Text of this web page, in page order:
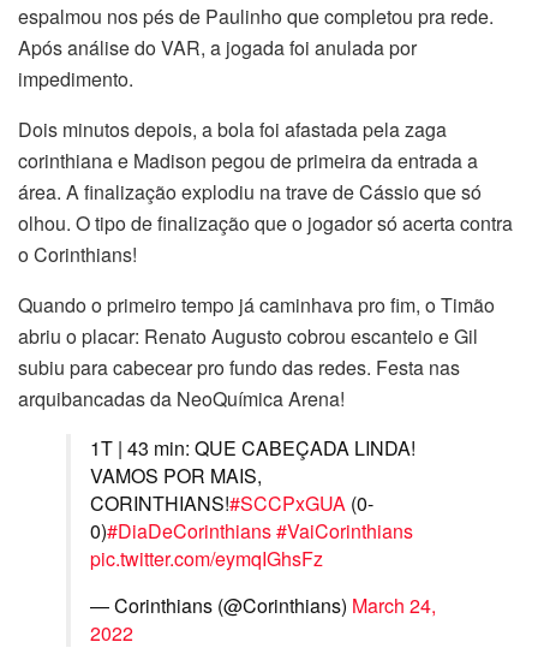
espalmou nos pés de Paulinho que completou pra rede.
Após análise do VAR, a jogada foi anulada por
impedimento.
Dois minutos depois, a bola foi afastada pela zaga
corinthiana e Madison pegou de primeira da entrada a
área. A finalização explodiu na trave de Cássio que só
olhou. O tipo de finalização que o jogador só acerta contra
o Corinthians!
Quando o primeiro tempo já caminhava pro fim, o Timão
abriu o placar: Renato Augusto cobrou escanteio e Gil
subiu para cabecear pro fundo das redes. Festa nas
arquibancadas da NeoQuímica Arena!
1T | 43 min: QUE CABEÇADA LINDA!
VAMOS POR MAIS,
CORINTHIANS!#SCCPxGUA (0-
0)#DiaDeCorinthians#VaiCorinthians
pic.twitter.com/eymqIGhsFz
— Corinthians (@Corinthians) March 24,
2022